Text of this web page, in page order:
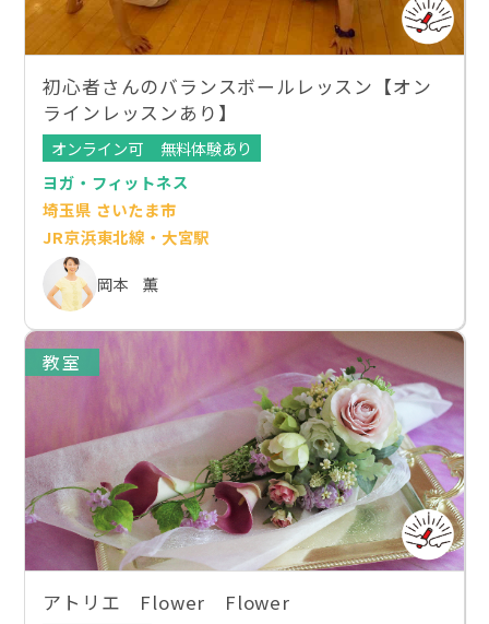
初心者さんのバランスボールレッスン【オン
ラインレッスンあり】
オンライン可
無料体験あり
ヨガ・フィットネス
埼玉県 さいたま市
JR京浜東北線・大宮駅
岡本 薫
教室
アトリエ Flower Flower